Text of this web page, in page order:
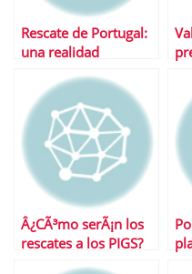
Rescate de Portugal:
una realidad
Â¿CÃ³mo serÃ¡n los
rescates a los PIGS?